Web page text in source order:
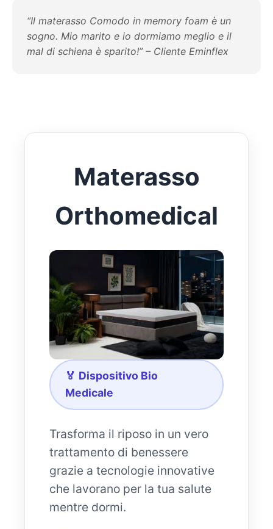
“Il materasso Comodo in memory foam è un
sogno. Mio marito e io dormiamo meglio e il
mal di schiena è sparito!” – Cliente Eminflex
Materasso
Orthomedical
🏅 Dispositivo Bio
Medicale
Trasforma il riposo in un vero
trattamento di benessere
grazie a tecnologie innovative
che lavorano per la tua salute
mentre dormi.